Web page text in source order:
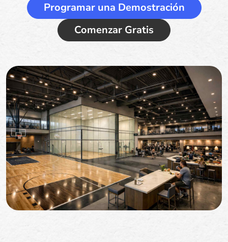
Programar una Demostración
Comenzar Gratis